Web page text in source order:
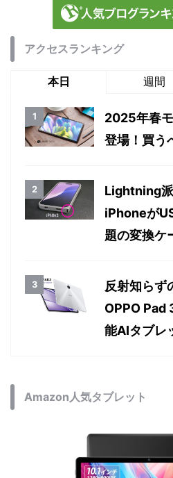
アクセスランキング
本日 週間
2025年春
登場！買う
Lightning
iPhoneが
題の変換ケ
反射知らず
OPPO Pad
能AIタブレ
Amazon人気タブレット